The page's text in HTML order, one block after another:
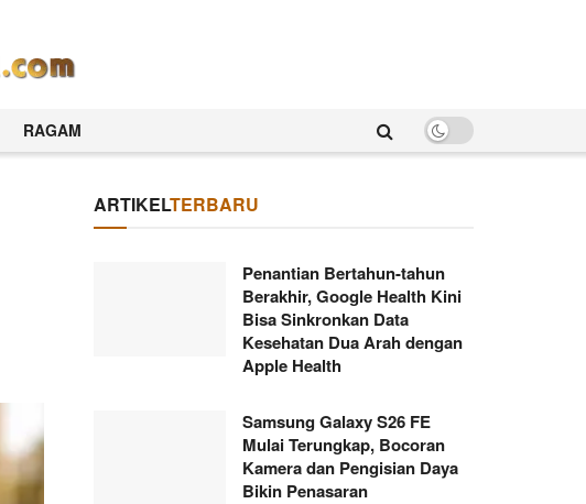
RAGAM
ARTIKELTERBARU
Penantian Bertahun-tahun
Berakhir, Google Health Kini
Bisa Sinkronkan Data
Kesehatan Dua Arah dengan
Apple Health
Samsung Galaxy S26 FE
Mulai Terungkap, Bocoran
Kamera dan Pengisian Daya
Bikin Penasaran